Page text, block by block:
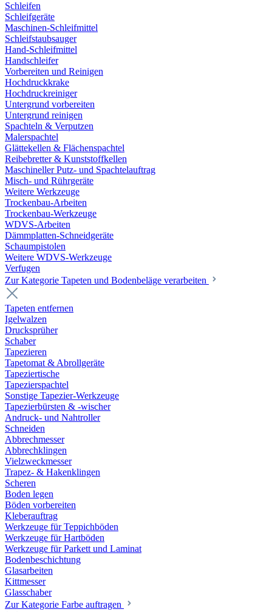
Schleifen
Schleifgeräte
Maschinen-Schleifmittel
Schleifstaubsauger
Hand-Schleifmittel
Handschleifer
Vorbereiten und Reinigen
Hochdruckkrake
Hochdruckreiniger
Untergrund vorbereiten
Untergrund reinigen
Spachteln & Verputzen
Malerspachtel
Glättekellen & Flächenspachtel
Reibebretter & Kunststoffkellen
Maschineller Putz- und Spachtelauftrag
Misch- und Rührgeräte
Weitere Werkzeuge
Trockenbau-Arbeiten
Trockenbau-Werkzeuge
WDVS-Arbeiten
Dämmplatten-Schneidgeräte
Schaumpistolen
Weitere WDVS-Werkzeuge
Verfugen
Zur Kategorie Tapeten und Bodenbeläge verarbeiten
Tapeten entfernen
Igelwalzen
Drucksprüher
Schaber
Tapezieren
Tapetomat & Abrollgeräte
Tapeziertische
Tapezierspachtel
Sonstige Tapezier-Werkzeuge
Tapezierbürsten & -wischer
Andruck- und Nahtroller
Schneiden
Abbrechmesser
Abbrechklingen
Vielzweckmesser
Trapez- & Hakenklingen
Scheren
Boden legen
Böden vorbereiten
Kleberauftrag
Werkzeuge für Teppichböden
Werkzeuge für Hartböden
Werkzeuge für Parkett und Laminat
Bodenbeschichtung
Glasarbeiten
Kittmesser
Glasschaber
Zur Kategorie Farbe auftragen